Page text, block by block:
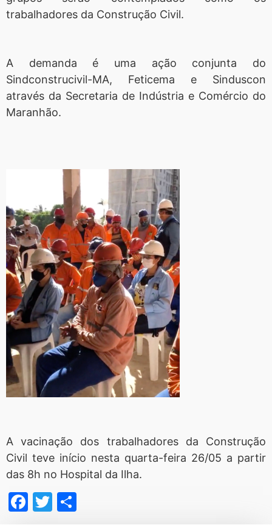
trabalhadores da Construção Civil.
A demanda é uma ação conjunta do
Sindconstrucivil-MA, Feticema e Sinduscon
através da Secretaria de Indústria e Comércio do
Maranhão.
A vacinação dos trabalhadores da Construção
Civil teve início nesta quarta-feira 26/05 a partir
das 8h no Hospital da Ilha.
Facebook
Twitter